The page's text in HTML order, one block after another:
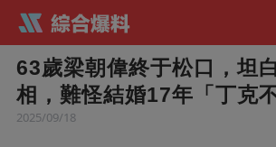
63歲梁朝偉終于松口，坦
相，難怪結婚17年「丁克不
2025/09/18